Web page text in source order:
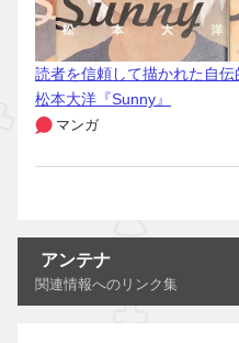
読者を信頼して描かれた自伝
松本大洋『Sunny』
マンガ
アンテナ
関連情報へのリンク集